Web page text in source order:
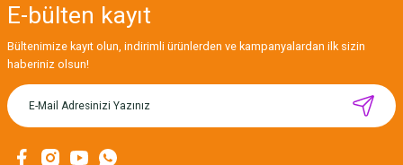
E-bülten kayıt
Bültenimize kayıt olun, indirimli ürünlerden ve kampanyalardan ilk sizin
haberiniz olsun!